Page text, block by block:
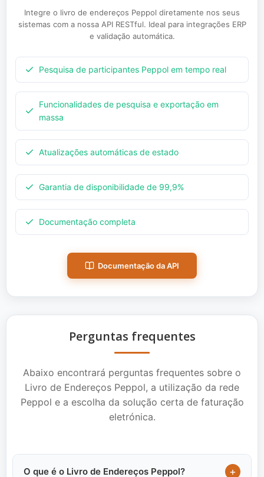
Integre o livro de endereços Peppol diretamente nos seus
sistemas com a nossa API RESTful. Ideal para integrações ERP
e validação automática.
Pesquisa de participantes Peppol em tempo real
Funcionalidades de pesquisa e exportação em
massa
Atualizações automáticas de estado
Garantia de disponibilidade de 99,9%
Documentação completa
Documentação da API
Perguntas frequentes
Abaixo encontrará perguntas frequentes sobre o
Livro de Endereços Peppol, a utilização da rede
Peppol e a escolha da solução certa de faturação
eletrónica.
O que é o Livro de Endereços Peppol? +